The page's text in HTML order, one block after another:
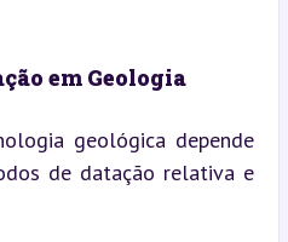
em Geologia
geológica depende
de datação relativa e